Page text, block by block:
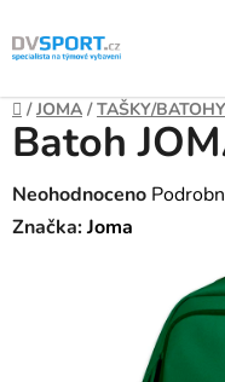
Přejít
na
Domů
/ JOMA / TAŠKY/BATOHY
Batoh
Průměrné
hodnocení
Neohodnoceno
Značka:Joma